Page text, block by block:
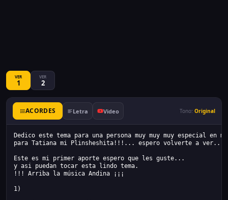
VER
1
VER
2
ACORDES Letra Video Tono: Original
Dedico este tema para una persona muy muy muy especial en
para Tatiana mi Plinsheshita!!!... espero volverte a ver...
Este es mi primer aporte espero que les guste...
y asi puedan tocar esta lindo tema.
!!! Arriba la música Andina ¡¡¡
1)